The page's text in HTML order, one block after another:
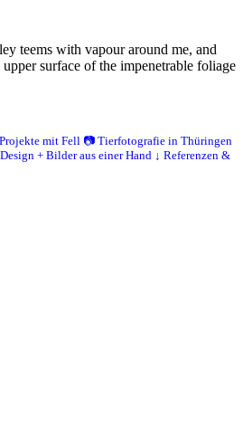
teems with vapour around me, and
surface of the impenetrable foliage
mit Fell 📷 Tierfotografie in Thüringen
+ Bilder aus einer Hand ↓ Referenzen &